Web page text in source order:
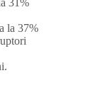
31%
la 37%